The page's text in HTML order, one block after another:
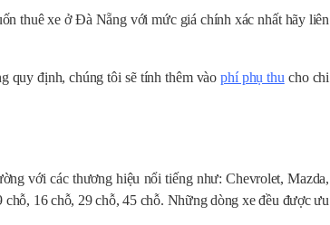
thuê xe ở Đà Nẵng với mức giá chính xác nhất hãy liên
quy định, chúng tôi sẽ tính thêm vàophí phụ thu cho chi
với các thương hiệu nổi tiếng như: Chevrolet, Mazda,
16 chỗ, 29 chỗ, 45 chỗ. Những dòng xe đều được ưu